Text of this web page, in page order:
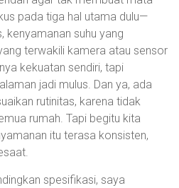
pada tiga hal utama dulu—
kenyamanan suhu yang
terwakili kamera atau sensor
kekuatan sendiri, tapi
jadi mulus. Dan ya, ada
rutinitas, karena tidak
rumah. Tapi begitu kita
itu terasa konsisten,
spesifikasi, saya